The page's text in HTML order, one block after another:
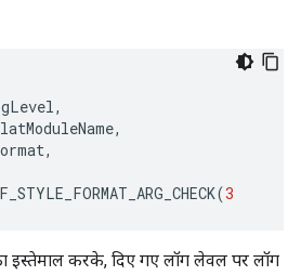
,
,
,
(3
इस्तेमाल करके, दिए गए लॉग लेवल पर लॉग